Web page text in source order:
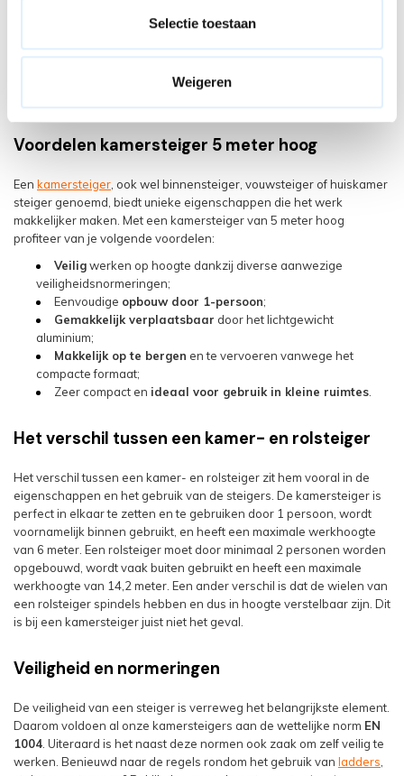
Selectie toestaan
Weigeren
voor schilders en stukadoors. In de categorie kamersteiger 5 meter
Deze fabrikanten onderscheiden zich op het gebied van veiligheid,
duurzaamheid en gebruiksgemak. Je weet dan ook dat je een
Voordelen kamersteiger 5 meter hoog
Een kamersteiger , ook wel binnensteiger, vouwsteiger of huiskamer
steiger genoemd, biedt unieke eigenschappen die het werk
makkelijker maken. Met een kamersteiger van 5 meter hoog
profiteer van je volgende voordelen:
Veiligwerken op hoogte dankzij diverse aanwezige
veiligheidsnormeringen;
Eenvoudige opbouw door 1-persoon;
Gemakkelijk verplaatsbaar door het lichtgewicht
aluminium;
Makkelijk op te bergen en te vervoeren vanwege het
compacte formaat;
Zeer compact en ideaal voor gebruik in kleine ruimtes
Het verschil tussen een kamer- en rolsteiger
Het verschil tussen een kamer- en rolsteiger zit hem vooral in de
eigenschappen en het gebruik van de steigers. De kamersteiger is
perfect in elkaar te zetten en te gebruiken door 1 persoon, wordt
voornamelijk binnen gebruikt, en heeft een maximale werkhoogte
van 6 meter. Een rolsteiger moet door minimaal 2 personen worden
opgebouwd, wordt vaak buiten gebruikt en heeft een maximale
werkhoogte van 14,2 meter. Een ander verschil is dat de wielen van
een rolsteiger spindels hebben en dus in hoogte verstelbaar zijn. Dit
is bij een kamersteiger juist niet het geval.
Veiligheid en normeringen
De veiligheid van een steiger is verreweg het belangrijkste element.
Daarom voldoen al onze kamersteigers aan de wettelijke norm EN
1004 . Uiteraard is het naast deze normen ook zaak om zelf veilig te
werken. Benieuwd naar de regels rondom het gebruik van ladders